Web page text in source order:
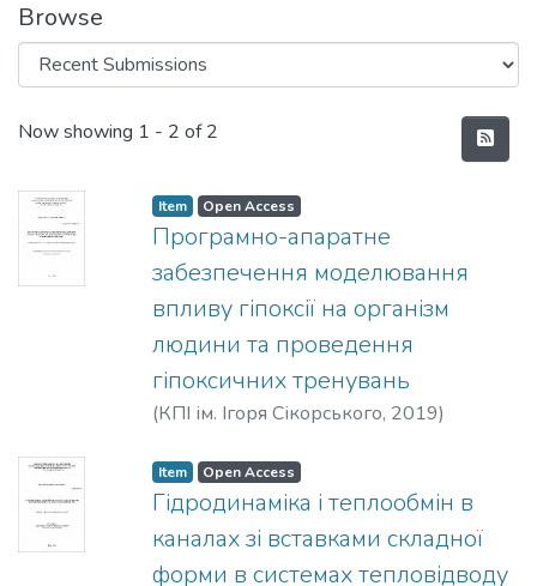
Browse
Recent Submissions
Now showing 1 - 2 of 2
Item Open Access
Програмно-апаратне
забезпечення моделювання
впливу гіпоксії на організм
людини та проведення
гіпоксичних тренувань
(КПІ ім. Ігоря Сікорського, 2019)
Item Open Access
Гідродинаміка і теплообмін в
каналах зі вставками складної
форми в системах тепловідводу